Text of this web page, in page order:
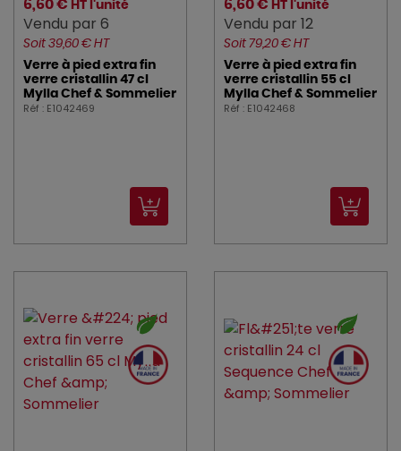
6,60 € HT l'unité
Vendu par 6
Soit 39,60 € HT
Verre à pied extra fin
verre cristallin 47 cl
Mylla Chef & Sommelier
Réf : E1042469
6,60 € HT l'unité
Vendu par 12
Soit 79,20 € HT
Verre à pied extra fin
verre cristallin 55 cl
Mylla Chef & Sommelier
Réf : E1042468